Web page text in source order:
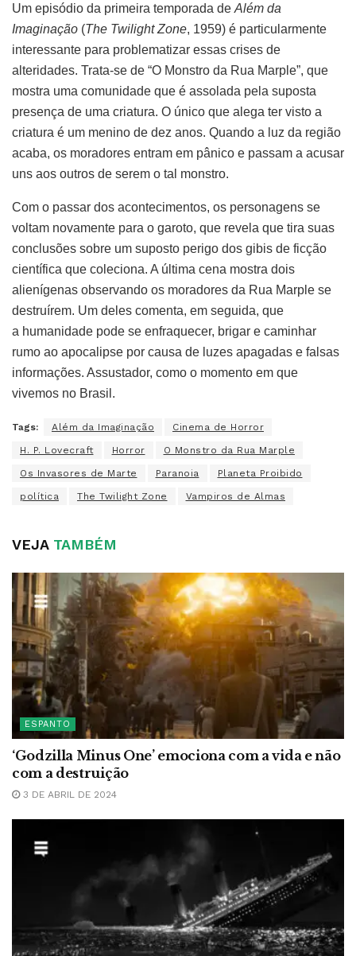
Um episódio da primeira temporada de Além da
Imaginação (The Twilight Zone, 1959) é particularmente
interessante para problematizar essas crises de
alteridades. Trata-se de “O Monstro da Rua Marple”, que
mostra uma comunidade que é assolada pela suposta
presença de uma criatura. O único que alega ter visto a
criatura é um menino de dez anos. Quando a luz da região
acaba, os moradores entram em pânico e passam a acusar
uns aos outros de serem o tal monstro.
Com o passar dos acontecimentos, os personagens se
voltam novamente para o garoto, que revela que tira suas
conclusões sobre um suposto perigo dos gibis de ficção
científica que coleciona. A última cena mostra dois
alienígenas observando os moradores da Rua Marple se
destruírem. Um deles comenta, em seguida, que
a humanidade pode se enfraquecer, brigar e caminhar
rumo ao apocalipse por causa de luzes apagadas e falsas
informações. Assustador, como o momento em que
vivemos no Brasil.
Tags: Além da Imaginação Cinema de Horror
H. P. Lovecraft Horror O Monstro da Rua Marple
Os Invasores de Marte Paranoia Planeta Proibido
política The Twilight Zone Vampiros de Almas
VEJATAMBÉM
ESPANTO
‘Godzilla Minus One’ emociona com a vida e não
com a destruição
3 DE ABRIL DE 2024